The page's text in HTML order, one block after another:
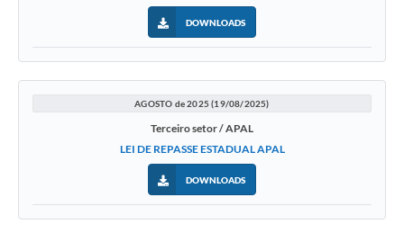
DOWNLOADS
AGOSTO de 2025 (19/08/2025)
Terceiro setor / APAL
LEI DE REPASSE ESTADUAL APAL
DOWNLOADS